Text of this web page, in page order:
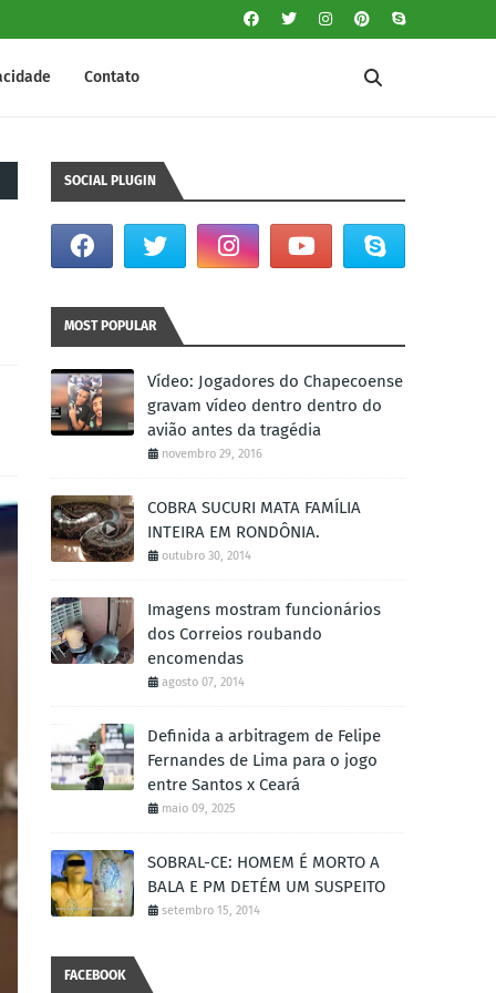
Contato
SOCIAL PLUGIN
MOST POPULAR
Vídeo: Jogadores do Chapecoense
gravam vídeo dentro dentro do
avião antes da tragédia
novembro 29, 2016
COBRA SUCURI MATA FAMÍLIA
INTEIRA EM RONDÔNIA.
outubro 30, 2014
Imagens mostram funcionários
dos Correios roubando
encomendas
agosto 07, 2014
Definida a arbitragem de Felipe
Fernandes de Lima para o jogo
entre Santos x Ceará
maio 09, 2025
SOBRAL-CE: HOMEM É MORTO A
BALA E PM DETÉM UM SUSPEITO
setembro 15, 2014
FACEBOOK